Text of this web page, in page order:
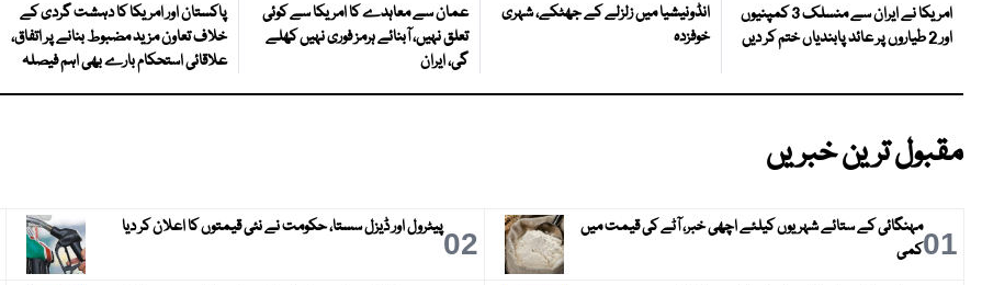
امریکا نے ایران سے منسلک 3 کمپنیوں
اور 2 طیاروں پر عائد پابندیاں ختم کر دیں
انڈونیشیا میں زلزلے کے جھٹکے، شہری
خوفزدہ
عمان سے معاہدے کا امریکا سے کوئی
تعلق نہیں، آبنائے ہرمز فوری نہیں کھلے
گی، ایران
پاکستان اور امریکا کا دہشت گردی کے
خلاف تعاون مزید مضبوط بنانے پر اتفاق،
علاقائی استحکام بارے بھی اہم فیصلہ
مقبول ترین خبریں
01مہنگائی کے ستائے شہریوں کیلئے اچھی خبر، آٹے کی قیمت میں
کمی
02پیٹرول اور ڈیزل سستا، حکومت نے نئی قیمتوں کا اعلان کر دیا